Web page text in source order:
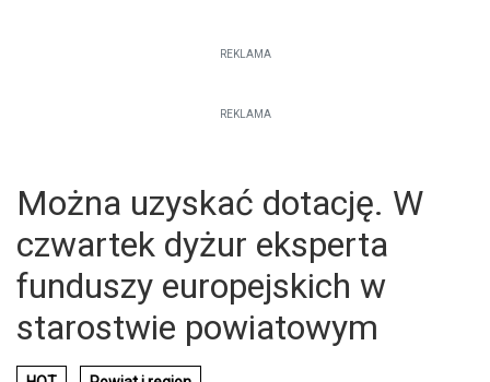
REKLAMA
REKLAMA
Można uzyskać dotację. W
czwartek dyżur eksperta
funduszy europejskich w
starostwie powiatowym